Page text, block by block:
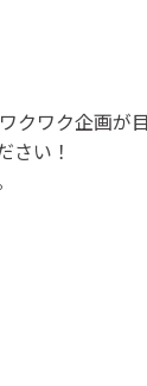
クワク企画が
さい！